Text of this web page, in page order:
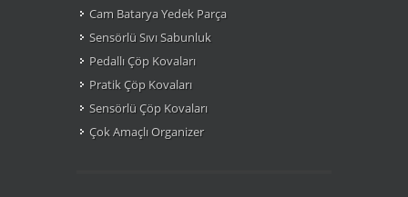
Cam Batarya Yedek Parça
Sensörlü Sıvı Sabunluk
Pedallı Çöp Kovaları
Pratik Çöp Kovaları
Sensörlü Çöp Kovaları
Çok Amaçlı Organizer